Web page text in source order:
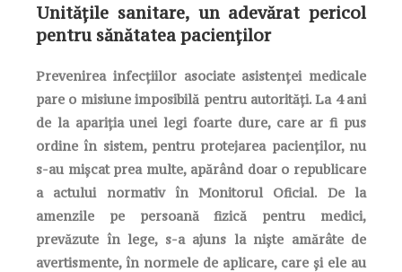
Unitățile sanitare, un adevărat pericol
pentru sănătatea pacienților
Prevenirea infecțiilor asociate asistenței medicale
pare o misiune imposibilă pentru autorități. La 4 ani
de la apariția unei legi foarte dure, care ar fi pus
ordine în sistem, pentru protejarea pacienților, nu
s-au mișcat prea multe, apărând doar o republicare
a actului normativ în Monitorul Oficial. De la
amenzile pe persoană fizică pentru medici,
prevăzute în lege, s-a ajuns la niște amărâte de
avertismente, în normele de aplicare, care și ele au